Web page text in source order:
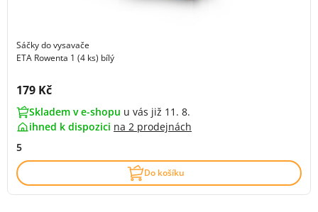
Sáčky do vysavače
ETA Rowenta 1 (4 ks) bílý
Cena s DPH:
179 Kč
Skladem v e-shopu u vás již 11. 8.
ihned k dispozici na 2 prodejnách
5
Do košíku